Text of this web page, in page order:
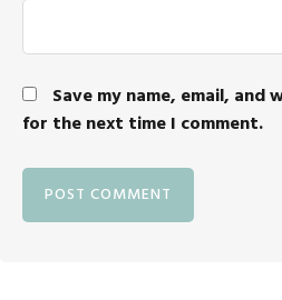
Save my name, email,
for the next time I comment.